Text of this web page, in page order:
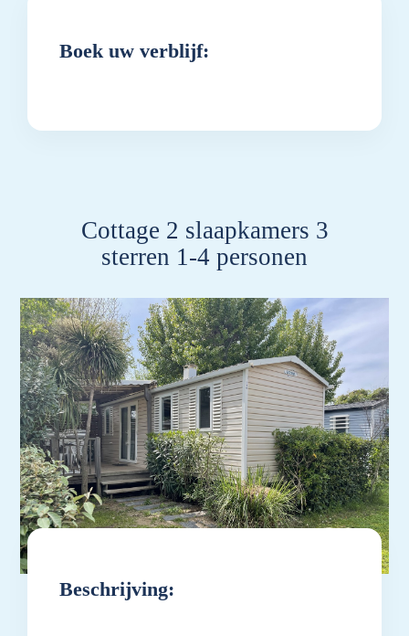
Boek uw verblijf:
Cottage 2 slaapkamers 3
sterren 1-4 personen
Beschrijving: